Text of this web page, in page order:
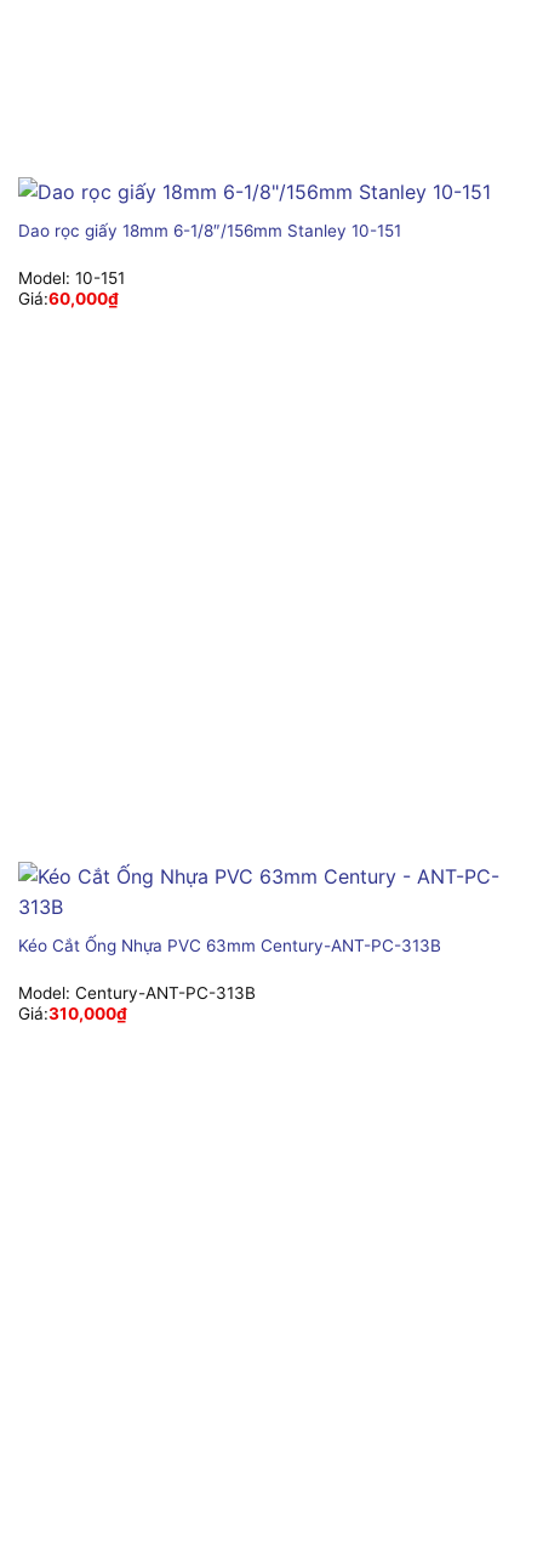
Dao rọc giấy 18mm 6-1/8″/156mm Stanley 10-151
Model: 10-151
Giá:60,000₫
Kéo Cắt Ống Nhựa PVC 63mm Century-ANT-PC-313B
Model: Century-ANT-PC-313B
Giá:310,000₫